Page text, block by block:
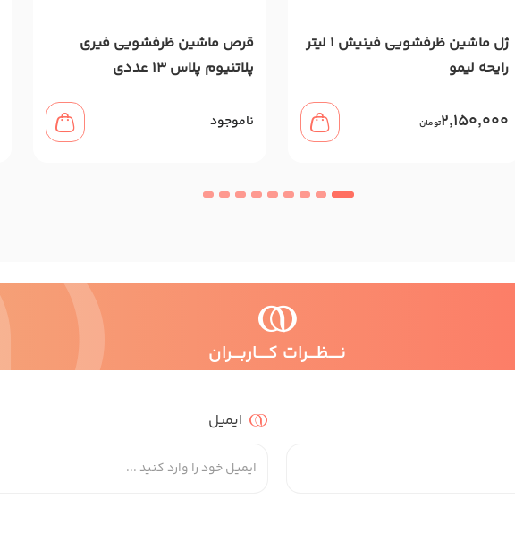
ژل ماشین ظرفشویی فینیش 1 لیتر
رایحه لیمو
2,150,000تومان
قرص ماشین ظرفشویی فیری
پلاتنیوم پلاس 13 عددی
ناموجود
نــــظـــرات کــــاربـــران
ایمیل